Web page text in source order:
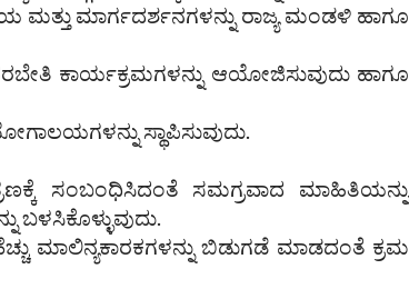
ಮತ್ತು ಮಾರ್ಗದರ್ಶನಗಳನ್ನು ರಾಜ್ಯ ಮಂಡಳಿ ಹಾಗೂ
ಕಾರ್ಯಕ್ರಮಗಳನ್ನು ಆಯೋಜಿಸುವುದು ಹಾಗೂ
ಸ್ಥಾಪಿಸುವುದು.
ಸಂಬಂಧಿಸಿದಂತೆ ಸಮಗ್ರವಾದ ಮಾಹಿತಿಯನ್ನು
ಬಳಸಿಕೊಳ್ಳುವುದು.
ಮಾಲಿನ್ಯಕಾರಕಗಳನ್ನು ಬಿಡುಗಡೆ ಮಾಡದಂತೆ ಕ್ರಮ